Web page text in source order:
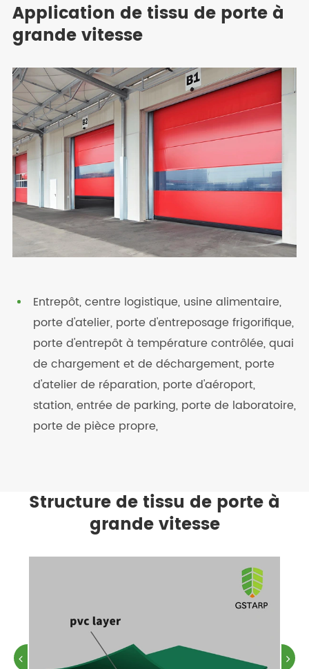
Application de tissu de porte à
grande vitesse
Entrepôt, centre logistique, usine alimentaire,
porte d'atelier, porte d'entreposage frigorifique,
porte d'entrepôt à température contrôlée, quai
de chargement et de déchargement, porte
d'atelier de réparation, porte d'aéroport,
station, entrée de parking, porte de laboratoire,
porte de pièce propre,
Structure de tissu de porte à
grande vitesse